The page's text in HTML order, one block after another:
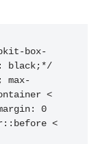
box-
black;*/
max-
<
0
<